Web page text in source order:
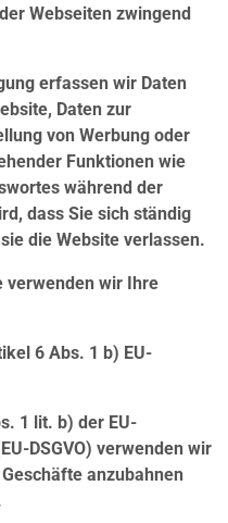
Webseiten zwingend
erfassen wir Daten
Daten zur
von Werbung oder
Funktionen wie
während der
dass Sie sich ständig
die Website verlassen.
verwenden wir Ihre
6 Abs. 1 b) EU-
1 lit. b) der EU-
DSGVO) verwenden wir
anzubahnen